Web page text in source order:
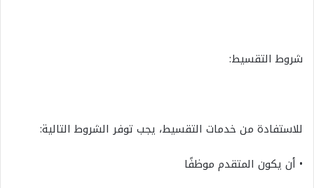
شروط التقسيط:
للاستفادة من خدمات التقسيط، يجب توفر الشروط التالية:
• أن يكون المتقدم موظفًا